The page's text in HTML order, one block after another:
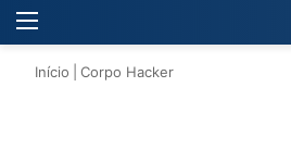
Início Corpo Hacker